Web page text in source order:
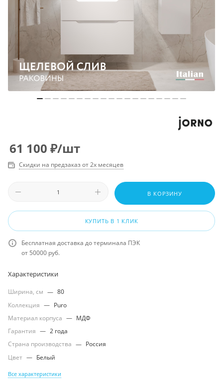
61 100 ₽/шт
Скидки на предзаказ от 2х месяцев
В КОРЗИНУ
КУПИТЬ В 1 КЛИК
Бесплатная доставка до терминала ПЭК
от 50000 руб.
Характеристики
Ширина, см — 80
Коллекция — Puro
Материал корпуса — МДФ
Гарантия — 2 года
Страна производства — Россия
Цвет — Белый
Все характеристики